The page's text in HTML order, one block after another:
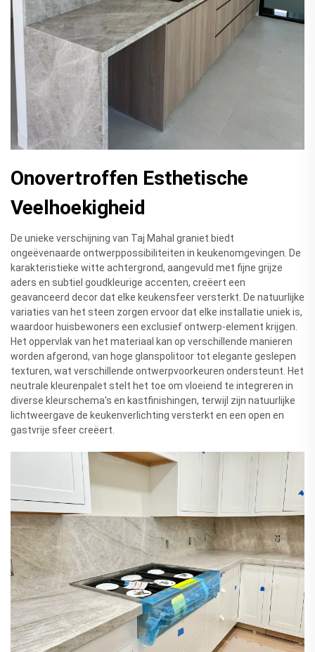
Onovertroffen Esthetische
Veelhoekigheid
De unieke verschijning van Taj Mahal graniet biedt
ongeëvenaarde ontwerppossibiliteiten in keukenomgevingen. De
karakteristieke witte achtergrond, aangevuld met fijne grijze
aders en subtiel goudkleurige accenten, creëert een
geavanceerd decor dat elke keukensfeer versterkt. De natuurlijke
variaties van het steen zorgen ervoor dat elke installatie uniek is,
waardoor huisbewoners een exclusief ontwerp-element krijgen.
Het oppervlak van het materiaal kan op verschillende manieren
worden afgerond, van hoge glanspolitoor tot elegante geslepen
texturen, wat verschillende ontwerpvoorkeuren ondersteunt. Het
neutrale kleurenpalet stelt het toe om vloeiend te integreren in
diverse kleurschema's en kastfinishingen, terwijl zijn natuurlijke
lichtweergave de keukenverlichting versterkt en een open en
gastvrije sfeer creëert.